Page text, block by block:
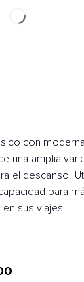
con
una amplia
el descanso.
para
sus viajes.